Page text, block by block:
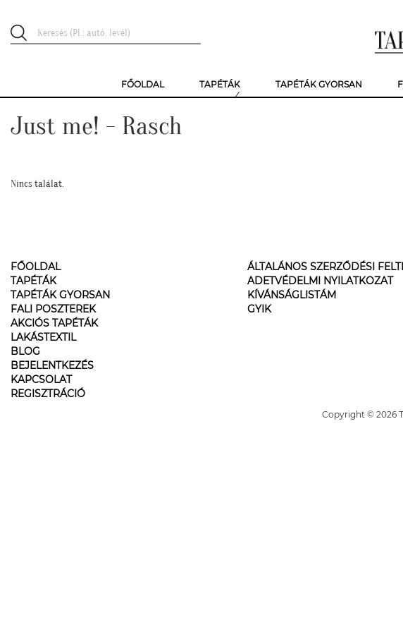
FŐOLDAL TAPÉTÁK TAPÉTÁK GYORSAN
Just me! - Rasch
Nincs találat.
FŐOLDAL
TAPÉTÁK
TAPÉTÁK GYORSAN
FALI POSZTEREK
AKCIÓS TAPÉTÁK
LAKÁSTEXTIL
BLOG
BEJELENTKEZÉS
KAPCSOLAT
REGISZTRÁCIÓ
ÁLTALÁNOS SZERZŐDÉSI
ADETVÉDELMI NYILATKOZAT
KÍVÁNSÁGLISTÁM
GYIK
Copyright © 2026